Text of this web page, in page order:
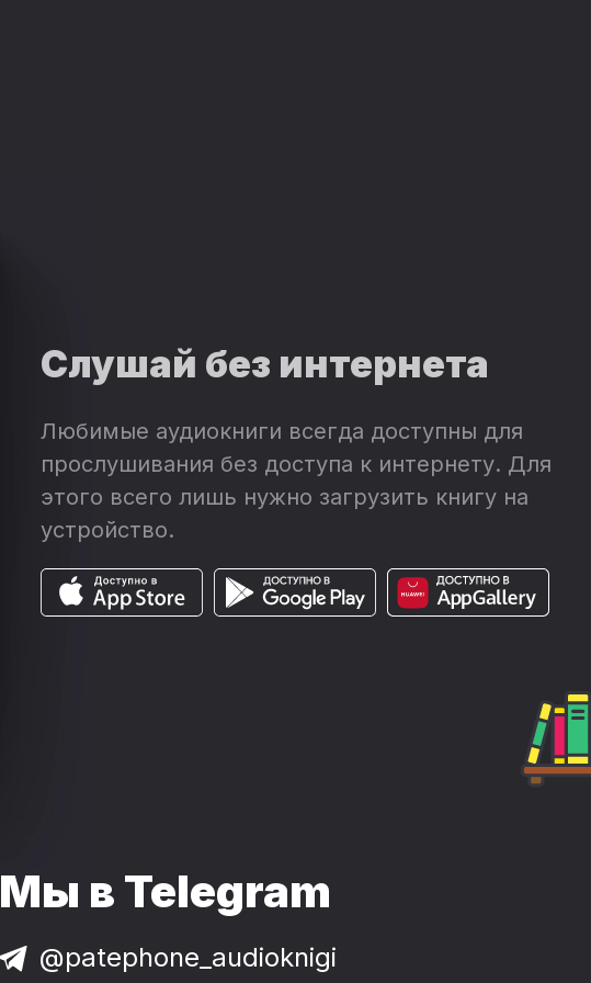
Слушай без интернета
Любимые аудиокниги всегда доступны для
прослушивания без доступа к интернету. Для
этого всего лишь нужно загрузить книгу на
устройство.
Мы в Telegram
@patephone_audioknigi